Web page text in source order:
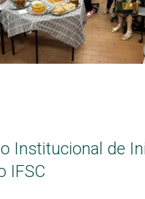
Institucional de
IFSC